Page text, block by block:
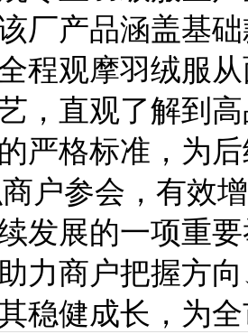
厂产品涵盖基
程观摩羽绒服
，直观了解到
严格标准，为
户参会，有效
发展的一项重
力商户把握方
稳健成长，为